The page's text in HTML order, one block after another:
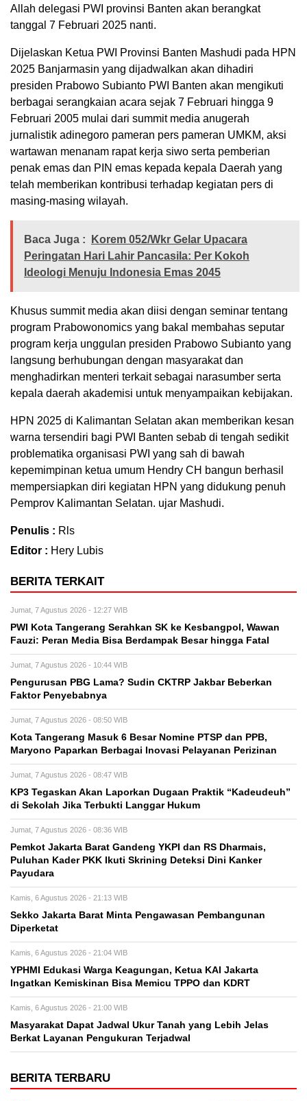
Allah delegasi PWI provinsi Banten akan berangkat
tanggal 7 Februari 2025 nanti.
Dijelaskan Ketua PWI Provinsi Banten Mashudi pada HPN
2025 Banjarmasin yang dijadwalkan akan dihadiri
presiden Prabowo Subianto PWI Banten akan mengikuti
berbagai serangkaian acara sejak 7 Februari hingga 9
Februari 2005 mulai dari summit media anugerah
jurnalistik adinegoro pameran pers pameran UMKM, aksi
wartawan menanam rapat kerja siwo serta pemberian
penak emas dan PIN emas kepada kepala Daerah yang
telah memberikan kontribusi terhadap kegiatan pers di
masing-masing wilayah.
Baca Juga :
Korem 052/Wkr Gelar Upacara
Peringatan Hari Lahir Pancasila: Per Kokoh
Ideologi Menuju Indonesia Emas 2045
Khusus summit media akan diisi dengan seminar tentang
program Prabowonomics yang bakal membahas seputar
program kerja unggulan presiden Prabowo Subianto yang
langsung berhubungan dengan masyarakat dan
menghadirkan menteri terkait sebagai narasumber serta
kepala daerah akademisi untuk menyampaikan kebijakan.
HPN 2025 di Kalimantan Selatan akan memberikan kesan
warna tersendiri bagi PWI Banten sebab di tengah sedikit
problematika organisasi PWI yang sah di bawah
kepemimpinan ketua umum Hendry CH bangun berhasil
mempersiapkan diri kegiatan HPN yang didukung penuh
Pemprov Kalimantan Selatan. ujar Mashudi.
Penulis : Rls
Editor : Hery Lubis
BERITA TERKAIT
Jumat, 7 Agustus 2026 - 12:27 WIB
PWI Kota Tangerang Serahkan SK ke Kesbangpol, Wawan
Fauzi: Peran Media Bisa Berdampak Besar hingga Fatal
Jumat, 7 Agustus 2026 - 10:44 WIB
Pengurusan PBG Lama? Sudin CKTRP Jakbar Beberkan
Faktor Penyebabnya
Jumat, 7 Agustus 2026 - 08:50 WIB
Kota Tangerang Masuk 6 Besar Nomine PTSP dan PPB,
Maryono Paparkan Berbagai Inovasi Pelayanan Perizinan
Jumat, 7 Agustus 2026 - 08:47 WIB
KP3 Tegaskan Akan Laporkan Dugaan Praktik “Kadeudeuh”
di Sekolah Jika Terbukti Langgar Hukum
Jumat, 7 Agustus 2026 - 08:36 WIB
Pemkot Jakarta Barat Gandeng YKPI dan RS Dharmais,
Puluhan Kader PKK Ikuti Skrining Deteksi Dini Kanker
Payudara
Kamis, 6 Agustus 2026 - 21:13 WIB
Sekko Jakarta Barat Minta Pengawasan Pembangunan
Diperketat
Kamis, 6 Agustus 2026 - 21:04 WIB
YPHMI Edukasi Warga Keagungan, Ketua KAI Jakarta
Ingatkan Kemiskinan Bisa Memicu TPPO dan KDRT
Kamis, 6 Agustus 2026 - 21:00 WIB
Masyarakat Dapat Jadwal Ukur Tanah yang Lebih Jelas
Berkat Layanan Pengukuran Terjadwal
BERITA TERBARU